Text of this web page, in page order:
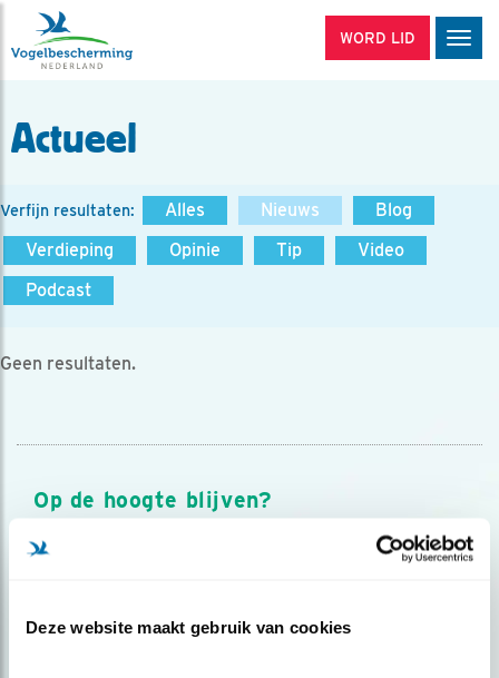
Deze website maakt gebruik van cookies
WORD LID
Actueel
Verfijn resultaten: Alles Nieuws
Blog
Verdieping
Opinie Tip
Video
Podcast
Geen resultaten.
Op de hoogte blijven?
Meld je aan en ontvang nieuws, inspiratie, acties en tips
over vogels en activiteiten van Vogelbescherming.